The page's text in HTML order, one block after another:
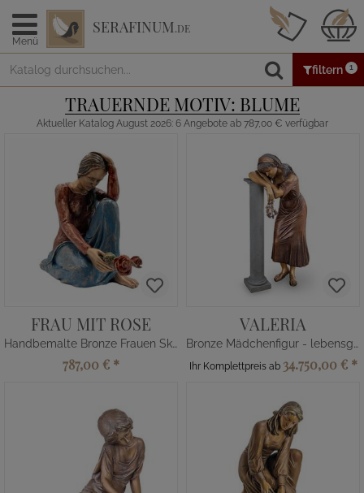
Menü
SERAFINUM.DE
filtern 1
TRAUERNDE MOTIV: BLUME
Aktueller Katalog August 2026: 6 Angebote ab 787,00 € verfügbar
FRAU MIT ROSE
Handbemalte Bronze Frauen Skulptur
787,00 € *
VALERIA
Bronze Mädchenfigur - lebensgroß
Ihr Komplettpreis ab 34.750,00 € *